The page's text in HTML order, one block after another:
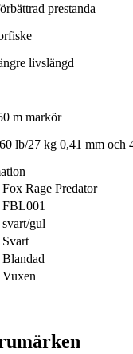
prestanda
livslängd
m markör
lb/27 kg 0,41 mm och
Fox Rage Predator
FBL001
svart/gul
Svart
Blandad
Vuxen